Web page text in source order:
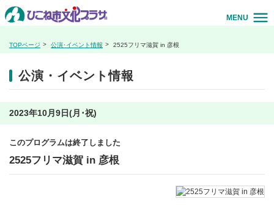
MENU
TOPページ 公演･イベント情報 2525フリマ滋賀 in 彦根
公演・イベント情報
2023年10月9日(月･祝)
このプログラムは終了しました
2525フリマ滋賀 in 彦根